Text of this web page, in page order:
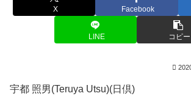
X Facebook
LINE コピー
宇都 照男(Teruya Utsu)(日倶)